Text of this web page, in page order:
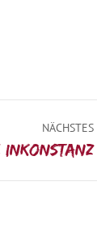
NÄCHSTES
Inkonstanz